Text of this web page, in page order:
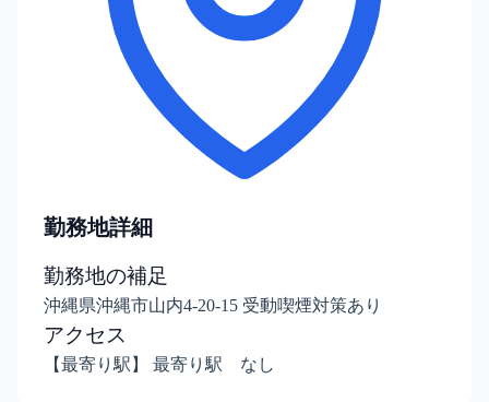
勤務地詳細
勤務地の補足
沖縄県沖縄市山内4-20-15 受動喫煙対策あり
アクセス
【最寄り駅】 最寄り駅 なし